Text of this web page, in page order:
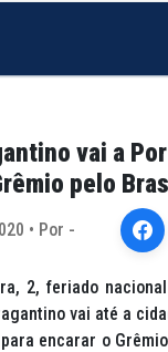
vai a
pelo
• Por -
2, feriado
vai até a
encarar o